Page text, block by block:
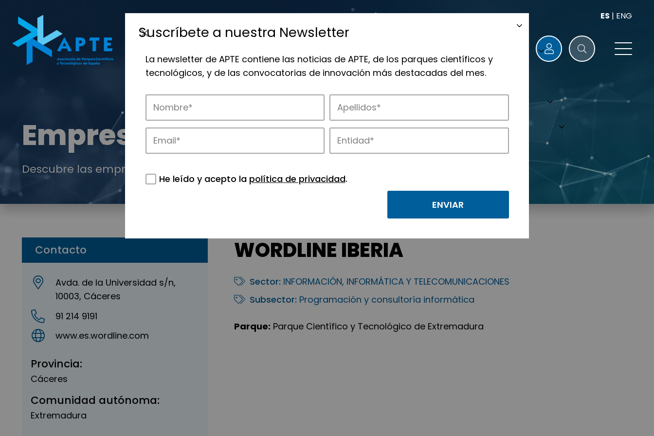
ES | ENG
Empresas
Descubre las empresas que impulsan la innovación en los parques de APTE.
Contacto
Avda. de la Universidad s/n,
10003, Cáceres
91 214 9191
www.es.wordline.com
Provincia:
Cáceres
Comunidad autónoma:
Extremadura
WORDLINE IBERIA
Sector: INFORMACIÓN, INFORMÁTICA Y TELECOMUNICACIONES
Subsector: Programación y consultoría informática
Parque: Parque Científico y Tecnológico de Extremadura
Suscríbete a nuestra Newsletter
La newsletter de APTE contiene las noticias de APTE, de los parques científicos y
tecnológicos, y de las convocatorias de innovación más destacadas del mes.
He leído y acepto la política de privacidad.